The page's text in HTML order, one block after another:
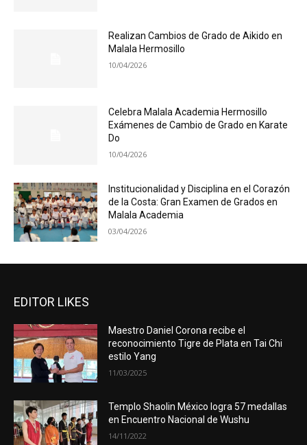
Realizan Cambios de Grado de Aikido en
Malala Hermosillo
10/04/2026
Celebra Malala Academia Hermosillo
Exámenes de Cambio de Grado en Karate
Do
10/04/2026
Institucionalidad y Disciplina en el Corazón
de la Costa: Gran Examen de Grados en
Malala Academia
03/04/2026
EDITOR LIKES
Maestro Daniel Corona recibe el
reconocimiento Tigre de Plata en Tai Chi
estilo Yang
11/03/2025
Templo Shaolin México logra 57 medallas
en Encuentro Nacional de Wushu
14/11/2022